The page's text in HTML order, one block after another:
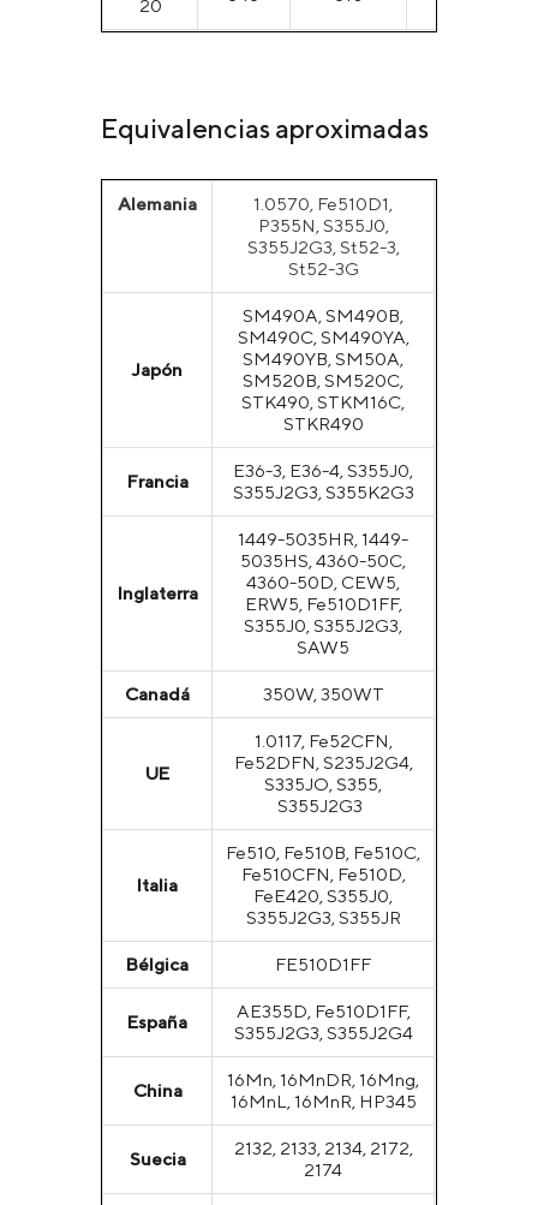
20
Equivalencias aproximadas
Alemania
1.0570, Fe510D1,
P355N, S355J0,
S355J2G3, St52-3,
St52-3G
Japón
SM490A, SM490B,
SM490C, SM490YA,
SM490YB, SM50A,
SM520B, SM520C,
STK490, STKM16C,
STKR490
Francia
E36-3, E36-4, S355J0,
S355J2G3, S355K2G3
Inglaterra
1449-5035HR, 1449-
5035HS, 4360-50C,
4360-50D, CEW5,
ERW5, Fe510D1FF,
S355J0, S355J2G3,
SAW5
Canadá 350W, 350WT
UE
1.0117, Fe52CFN,
Fe52DFN, S235J2G4,
S335JO, S355,
S355J2G3
Italia
Fe510, Fe510B, Fe510C,
Fe510CFN, Fe510D,
FeE420, S355J0,
S355J2G3, S355JR
Bélgica FE510D1FF
España
AE355D, Fe510D1FF,
S355J2G3, S355J2G4
China
16Mn, 16MnDR, 16Mng,
16MnL, 16MnR, HP345
Suecia
2132, 2133, 2134, 2172,
2174